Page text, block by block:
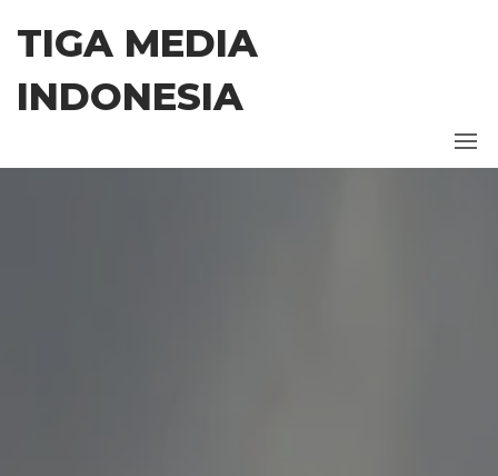
TIGA MEDIA
INDONESIA